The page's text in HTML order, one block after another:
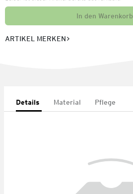
In den Warenkorb
ARTIKEL MERKEN
Details Material Pflege